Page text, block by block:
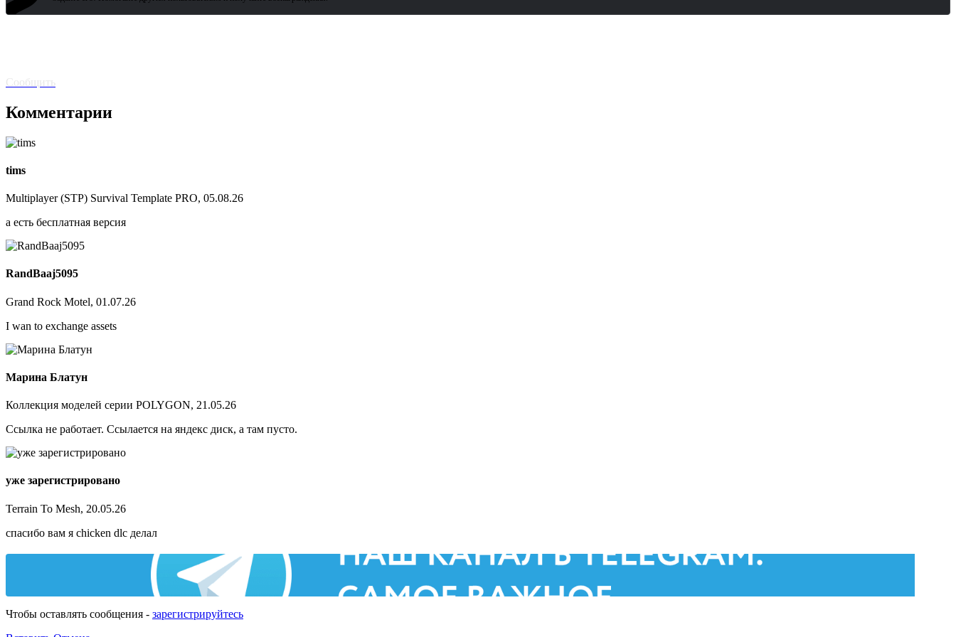
Сообщить
Комментарии
tims
Multiplayer (STP) Survival Template PRO, 05.08.26
а есть бесплатная версия
RandBaaj5095
Grand Rock Motel, 01.07.26
I wan to exchange assets
Марина Блатун
Коллекция моделей серии POLYGON, 21.05.26
Ссылка не работает. Ссылается на яндекс диск, а там пусто.
уже зарегистрировано
Terrain To Mesh, 20.05.26
спасибо вам я chicken dlc делал
Чтобы оставлять сообщения - зарегистрируйтесь